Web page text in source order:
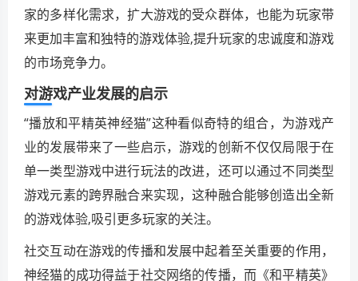
家的多样化需求，扩大游戏的受众群体，也能为玩家带
来更加丰富和独特的游戏体验,提升玩家的忠诚度和游戏
的市场竞争力。
对游戏产业发展的启示
“播放和平精英神经猫”这种看似奇特的组合，为游戏产
业的发展带来了一些启示，游戏的创新不仅仅局限于在
单一类型游戏中进行玩法的改进，还可以通过不同类型
游戏元素的跨界融合来实现，这种融合能够创造出全新
的游戏体验,吸引更多玩家的关注。
社交互动在游戏的传播和发展中起着至关重要的作用，
神经猫的成功得益于社交网络的传播，而《和平精英》